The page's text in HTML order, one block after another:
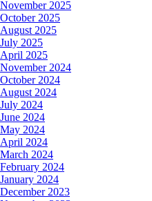
November 2025
October 2025
August 2025
July 2025
April 2025
November 2024
October 2024
August 2024
July 2024
June 2024
May 2024
April 2024
March 2024
February 2024
January 2024
December 2023